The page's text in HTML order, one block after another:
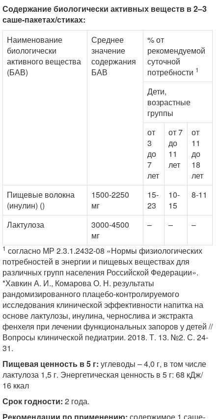
Содержание биологически активных веществ в 2–3
саше-пакетах/стиках:
Наименование
биологически
активного вещества
(БАВ)
Среднее
значение
содержания
БАВ
% от
рекомендуемой
суточной
потребности 1
Дети,
возрастные
группы
от
3
до
7
лет
от 7
до
11
лет
от
11
до
18
лет
Пищевые волокна
(инулин) ()
1500-2250
мг
15-
23
10-
15
8-11
Лактулоза
3000-4500
мг
– – –
1 согласно МР 2.3.1.2432-08 «Нормы физиологических
потребностей в энергии и пищевых веществах для
различных групп населения Российской Федерации».
*Хавкин А. И., Комарова О. Н. результаты
рандомизированного плацебо-контролируемого
исследования клинической эффективности напитка на
основе лактулозы, инулина, чернослива и экстракта
фенхеля при лечении функциональных запоров у детей //
Вопросы клинической педиатрии. 2018. Т. 13. №2. С. 24-
31.
Пищевая ценность в 5 г: углеводы – 4,0 г, в том числе
лактулоза 1,5 г. Энергетическая ценность в 5 г: 68 кДж/
16 ккал
Срок годности: 2 года.
Рекомендации по применению: содержимое 1 саше-